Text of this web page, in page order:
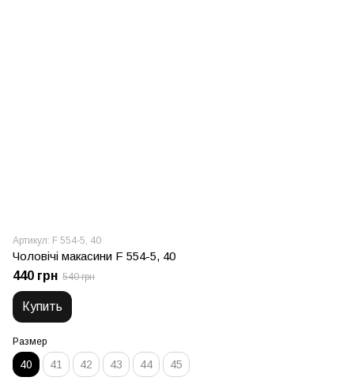
Артикул: F 554-5, 40
Чоловічі макасини F 554-5, 40
440 грн 540 грн
Купить
Размер
40 41 42 43 44 45